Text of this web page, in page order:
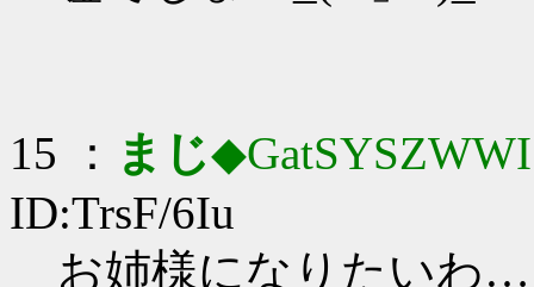
15 ： まじ◆GatSYSZWWI
ID:TrsF/6Iu
お姉様になりたいわ